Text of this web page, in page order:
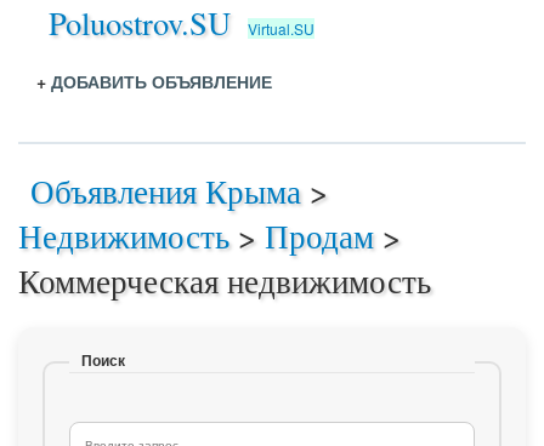
Poluostrov.SU Virtual.SU
+ ДОБАВИТЬ ОБЪЯВЛЕНИЕ
Объявления Крыма >
Недвижимость> Продам >
Коммерческая недвижимость
Поиск